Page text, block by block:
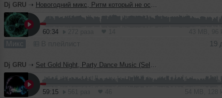
Dj GRU ➝ Новогодний микс, Ритм который не оставит равнодушным
60:34
Микс 19
Dj GRU ➝ Set Gold Night, Party Dance Music (Selected Hip-Hop & RnB Remix, CLUB House)
59:15